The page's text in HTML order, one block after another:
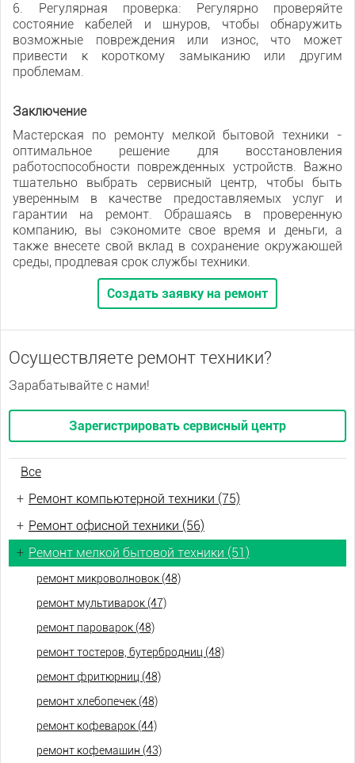
6. Регулярная проверка: Регулярно проверяйте
состояние кабелей и шнуров, чтобы обнаружить
возможные повреждения или износ, что может
привести к короткому замыканию или другим
проблемам.
Заключение
Мастерская по ремонту мелкой бытовой техники -
оптимальное решение для восстановления
работоспособности поврежденных устройств. Важно
тщательно выбрать сервисный центр, чтобы быть
уверенным в качестве предоставляемых услуг и
гарантии на ремонт. Обращаясь в проверенную
компанию, вы сэкономите свое время и деньги, а
также внесете свой вклад в сохранение окружающей
среды, продлевая срок службы техники.
Создать заявку на ремонт
Осуществляете ремонт техники?
Зарабатывайте с нами!
Зарегистрировать сервисный центр
Все
+ Ремонт компьютерной техники (75)
+ Ремонт офисной техники (56)
+ Ремонт мелкой бытовой техники (51)
ремонт микроволновок (48)
ремонт мультиварок (47)
ремонт пароварок (48)
ремонт тостеров, бутербродниц (48)
ремонт фритюрниц (48)
ремонт хлебопечек (48)
ремонт кофеварок (44)
ремонт кофемашин (43)